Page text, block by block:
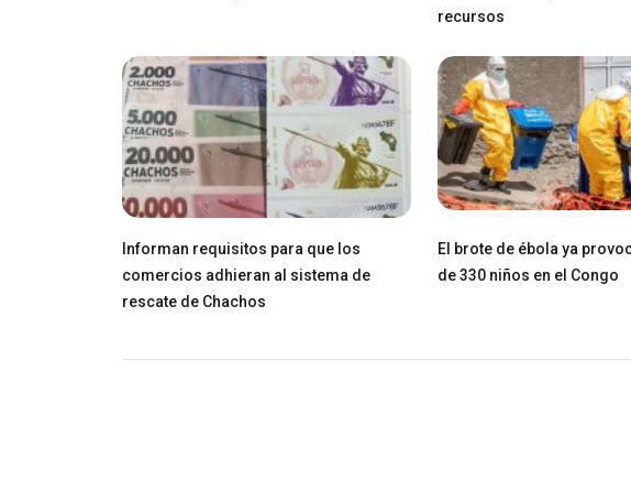
recursos
Informan requisitos para que los
comercios adhieran al sistema de
rescate de Chachos
El brote de ébola ya
de 330 niños en el Congo